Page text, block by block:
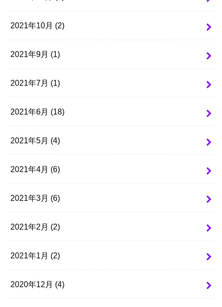
2021年10月 (2)
2021年9月 (1)
2021年7月 (1)
2021年6月 (18)
2021年5月 (4)
2021年4月 (6)
2021年3月 (6)
2021年2月 (2)
2021年1月 (2)
2020年12月 (4)